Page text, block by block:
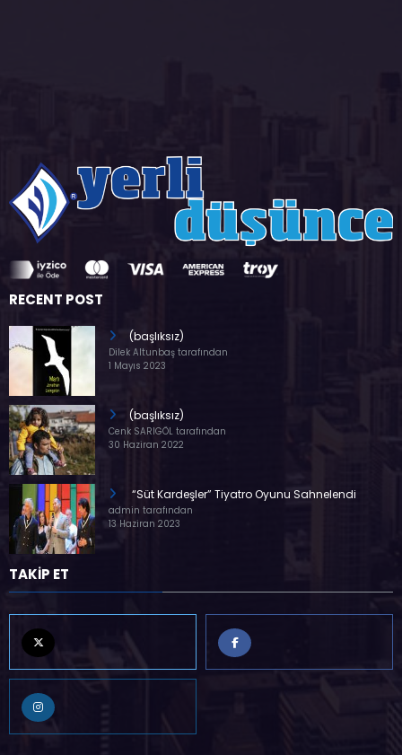
RECENT POST
(başlıksız)
Dilek Altunbaş tarafından
1 Mayıs 2023
(başlıksız)
Cenk SARIGÖL tarafından
30 Haziran 2022
“Süt Kardeşler” Tiyatro Oyunu Sahnelendi
admin tarafından
13 Haziran 2023
TAKİP ET